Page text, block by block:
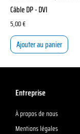
Câble DP - DVI
5,00€
Ajouter au panier
Entreprise
À propos de nous
Mentions légales